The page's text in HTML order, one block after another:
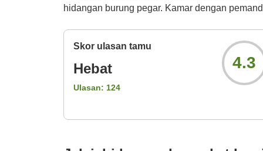
hidangan burung pegar. Kamar dengan
Skor ulasan tamu
Hebat
Ulasan: 124
4.3